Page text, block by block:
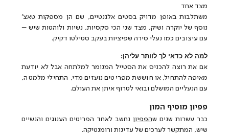
מצד אחד
משתלבות באופן מדויק בסטים אלגנטיים, שם הן מספקות טאצ'
נוסף של יוקרה ושיק, מצד שני הכי סקסיות, נשיות ולוהטות שיש –
עם עיצובים כמו נעלי סירה שפיציות בעקב סטילטו דקיק.
למה לא כדאי לך לוותר עליהן:
אם את רוצה להכניס את הסטייל המנומר למלתחה אבל לא יודעת
מאיפה להתחיל, או חוששת מפריטים נועזים מדי, התחילי מלמטה,
עם הנעליים המושלם ובואי לטרוף איתן את העולם.
פפיון מוסיף המון
כבר עשרות שנים שהפפיון נחשב לאחד הפריטים הענוגים והנשיים
שיש, המתקשר לערכים של עדינות ורומנטיקה.